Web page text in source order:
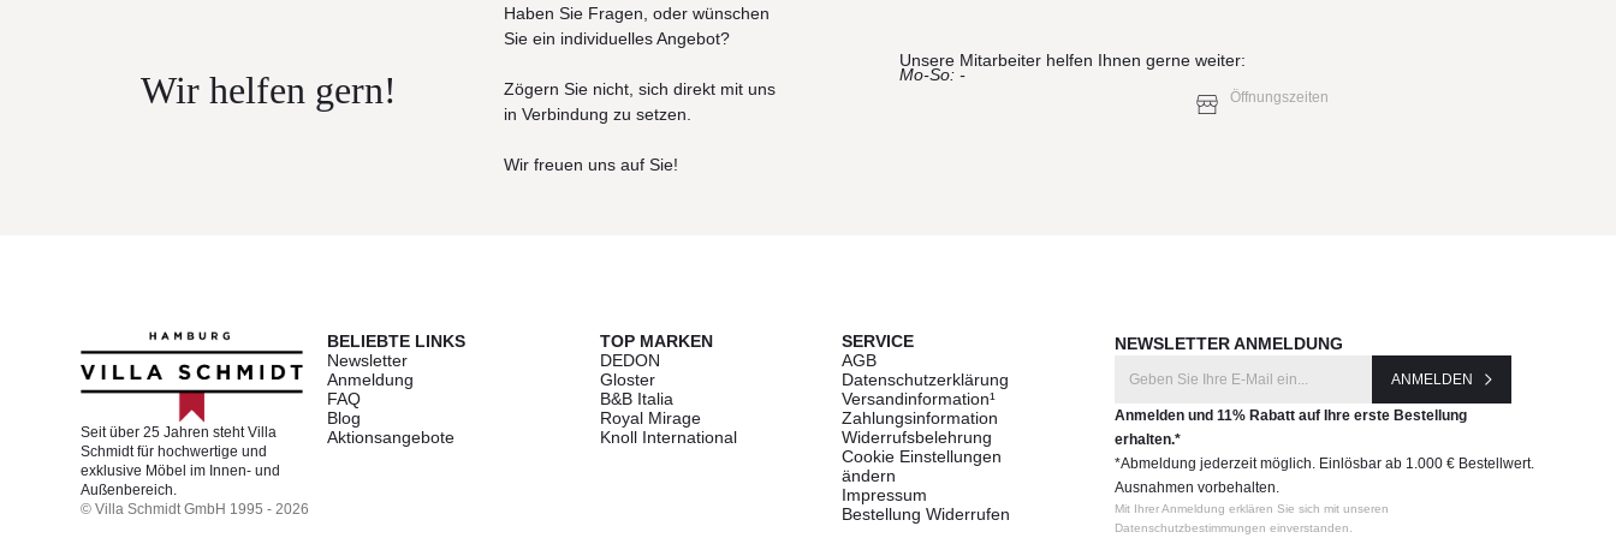
Wir helfen gern!
Haben Sie Fragen, oder wünschen
Sie ein individuelles Angebot?
Zögern Sie nicht, sich direkt mit uns
in Verbindung zu setzen.
Wir freuen uns auf Sie!
Unsere Mitarbeiter helfen Ihnen gerne weiter:
Mo-So: -
Öffnungszeiten
Seit über 25 Jahren steht Villa
Schmidt für hochwertige und
exklusive Möbel im Innen- und
Außenbereich.
© Villa Schmidt GmbH 1995 - 2026
BELIEBTE LINKS
Newsletter
Anmeldung
FAQ
Blog
Aktionsangebote
TOP MARKEN
DEDON
Gloster
B&B Italia
Royal Mirage
Knoll International
SERVICE
AGB
Datenschutzerklärung
Versandinformation¹
Zahlungsinformation
Widerrufsbelehrung
Cookie Einstellungen
ändern
Impressum
Bestellung Widerrufen
NEWSLETTER ANMELDUNG
ANMELDEN
Anmelden und 11% Rabatt auf Ihre erste Bestellung
erhalten.*
*Abmeldung jederzeit möglich. Einlösbar ab 1.000 € Bestellwert.
Ausnahmen vorbehalten.
Mit Ihrer Anmeldung erklären Sie sich mit unseren
Datenschutzbestimmungen einverstanden.